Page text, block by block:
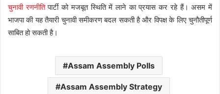
चुनावी रणनीतिपार्टी को मजबूत स्थिति में लाने का प्रयास कर रहे हैं। असम में
भाजपा की यह तैयारी चुनावी समीकरण बदल सकती है और विपक्ष के लिए चुनौतीपूर्ण
साबित हो सकती है।
Assam Assembly Polls
Assam Assembly Strategy